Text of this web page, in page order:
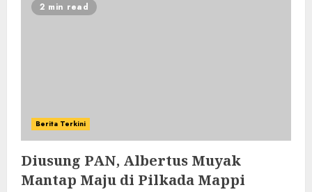
2 min read
Berita Terkini
Diusung PAN, Albertus Muyak
Mantap Maju di Pilkada Mappi